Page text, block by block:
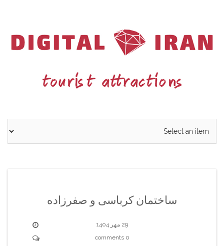
ساختمان کرباسی و صفرزاده
29 مهر 1404
0 comments